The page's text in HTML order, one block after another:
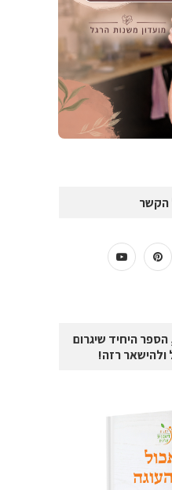
הקשר
היחיד שיגרום
רזה!